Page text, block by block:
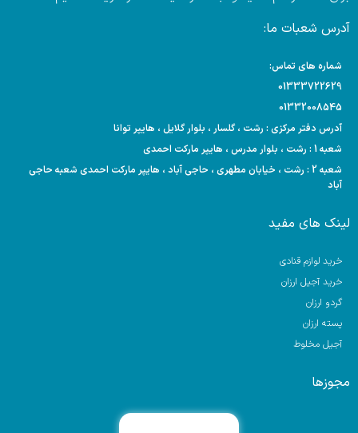
آدرس شعبات ما:
شماره های تماس:
01333722629
01332008545
آدرس دفتر مرکزی : رشت ، گلسار ، بلوار گلایل ، هایپر توانا
شعبه 1 : رشت ، بلوار مدرس ، هایپر مارکت احمدی
شعبه 2 : رشت ، خیابان مطهری ، حاجی آباد ، هایپر مارکت احمدی شعبه حاجی
آباد
لینک های مفید
خرید لوازم قنادی
خرید آجیل ارزان
گردو ارزان
پسته ارزان
آجیل مخلوط
مجوزها